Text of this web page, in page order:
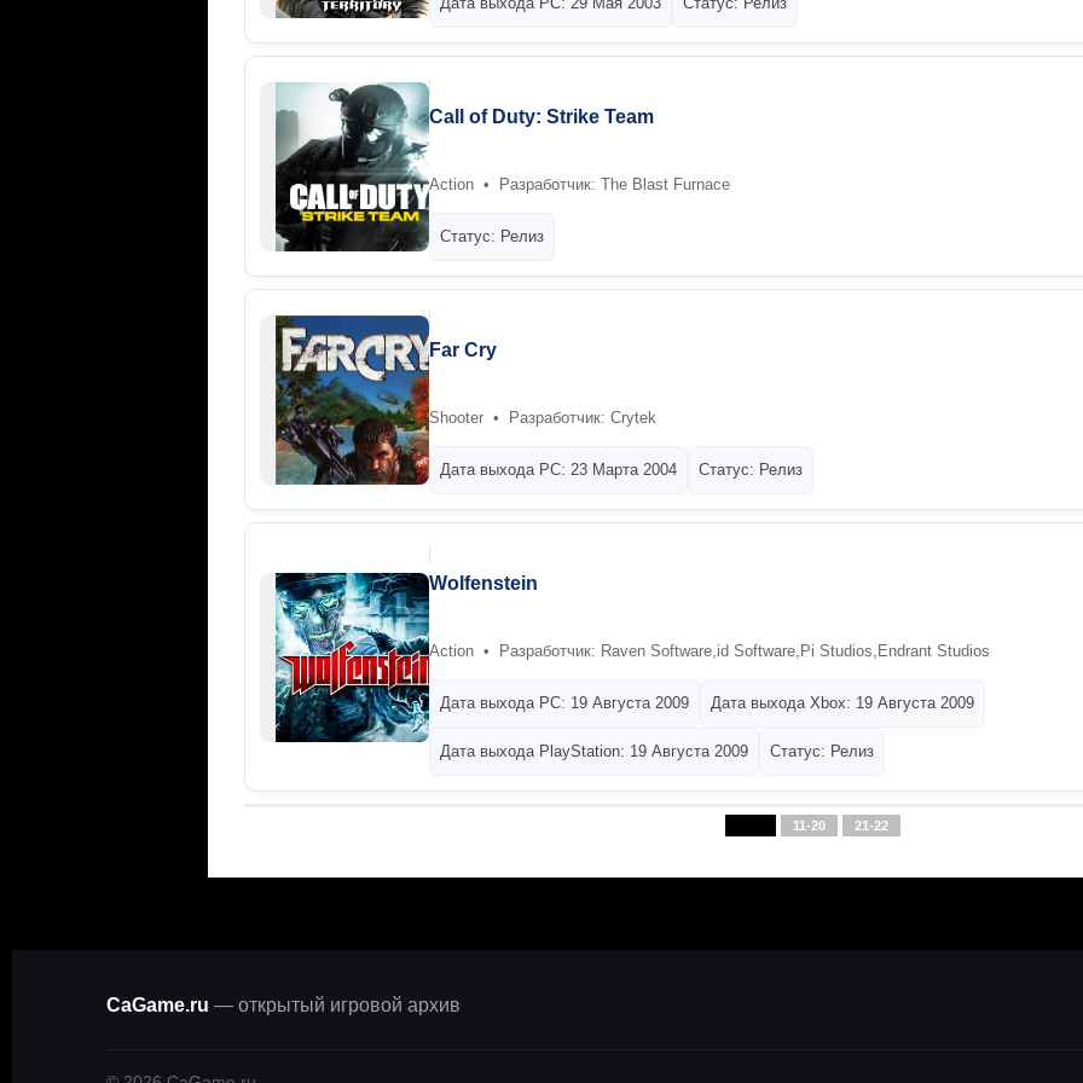
Call of Duty: Strike Team
Action • Разработчик: The Blast Furnace
Статус: Релиз
Far Cry
Shooter • Разработчик: Crytek
Дата выхода PC: 23 Марта 2004 Статус: Релиз
Wolfenstein
Action • Разработчик: Raven Software,id Software,Pi Studios,Endrant Studios
Дата выхода PC: 19 Августа 2009 Дата выхода Xbox: 19 Августа 2009
Дата выхода PlayStation: 19 Августа 2009 Статус: Релиз
11-20 21-22
CaGame.ru — открытый игровой архив